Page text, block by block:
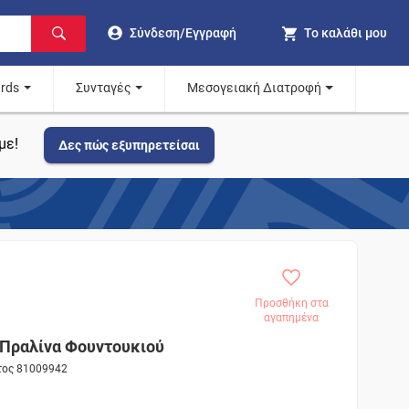
Σύνδεση/Εγγραφή Το καλάθι μου
Συνταγές Μεσογειακή Διατροφή
Δες πώς εξυπηρετείσαι
Προσθήκη στα
αγαπημένα
Φουντουκιού
81009942